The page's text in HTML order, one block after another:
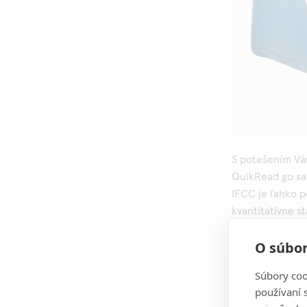
O
Súbory
používaní
S potešením
QuikRead go
IFCC je ľahko
kvantitatívne
HbA1c vám
včasnú
rozvoja